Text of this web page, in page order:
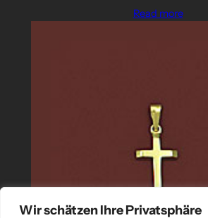
Wir schätzen Ihre Privatsphäre
Read more